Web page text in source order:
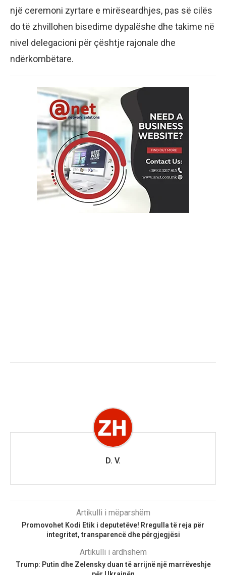
një ceremoni zyrtare e mirëseardhjes, pas së cilës
do të zhvillohen bisedime dypalëshe dhe takime në
nivel delegacioni për çështje rajonale dhe
ndërkombëtare.
D. V.
Artikulli i mëparshëm
Promovohet Kodi Etik i deputetëve! Rregulla të reja për
integritet, transparencë dhe përgjegjësi
Artikulli i ardhshëm
Trump: Putin dhe Zelensky duan të arrijnë një marrëveshje